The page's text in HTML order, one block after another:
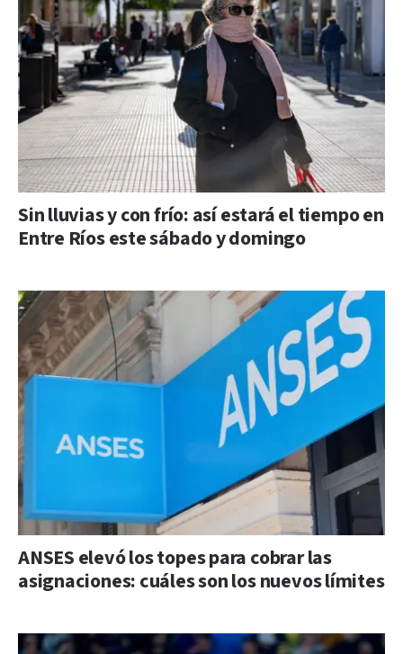
Sin lluvias y con frío: así estará el tiempo en
Entre Ríos este sábado y domingo
ANSES elevó los topes para cobrar las
asignaciones: cuáles son los nuevos límites